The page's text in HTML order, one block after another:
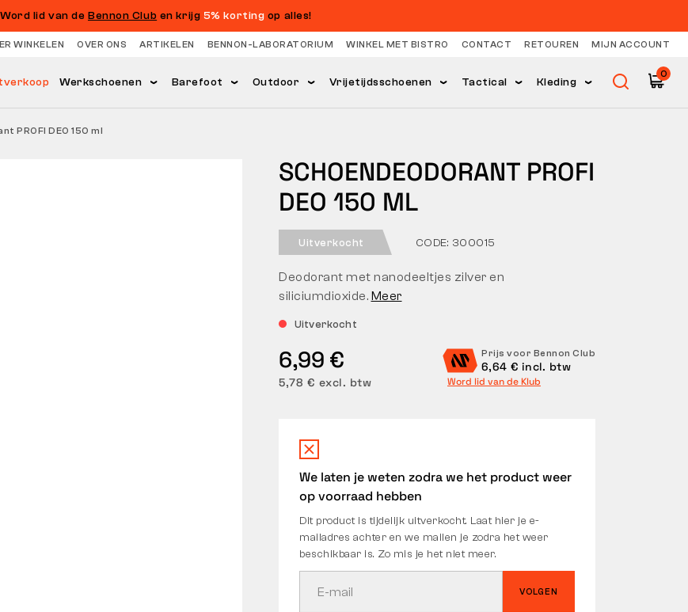
Word lid van de Bennon Club en krijg 5% korting op alles!
WINKELEN OVER ONS ARTIKELEN BENNON-LABORATORIUM WINKEL MET BISTRO CONTACT RETOUREN MIJN ACCOUNT
Werkschoenen Barefoot Outdoor Vrijetijdsschoenen Tactical Kleding
0
PROFI DEO 150 ml
SCHOENDEODORANT PROFI
DEO 150 ML
Uitverkocht CODE: 300015
Uitverkocht
6,99 €
5,78 € excl. btw
Prijs voor Bennon Club
6,64 € incl. btw
Word lid van de Klub
We laten je weten zodra we het product weer
op voorraad hebben
Dit product is tijdelijk uitverkocht. Laat hier je e-
mailadres achter en we mailen je zodra het weer
beschikbaar is. Zo mis je het niet meer.
VOLGEN
Deodorant met nanodeeltjes zilver en
siliciumdioxide. Meer